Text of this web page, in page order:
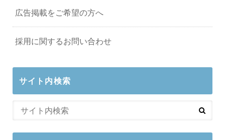
広告掲載をご希望の方へ
採用に関するお問い合わせ
サイト内検索